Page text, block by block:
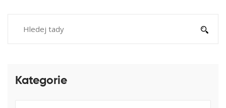
Kategorie